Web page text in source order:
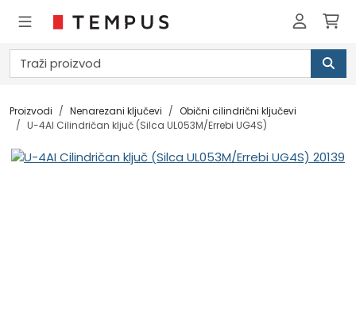
Proizvodi Nenarezani ključevi
Obični cilindrični ključevi
U-4AI Cilindričan ključ (Silca UL053M/Errebi UG4S)